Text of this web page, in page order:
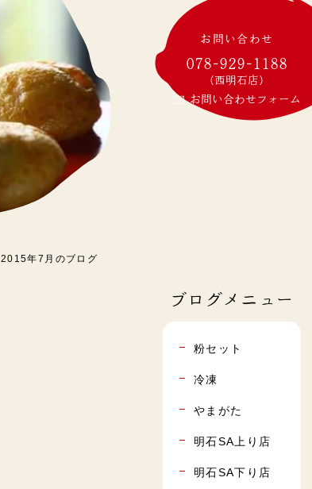
2015年7月のブログ
お問い合わせ
078-929-1188
(西明石店)
お問い合わせフォーム
ブログメニュー
粉セット
冷凍
やまがた
明石SA上り店
明石SA下り店